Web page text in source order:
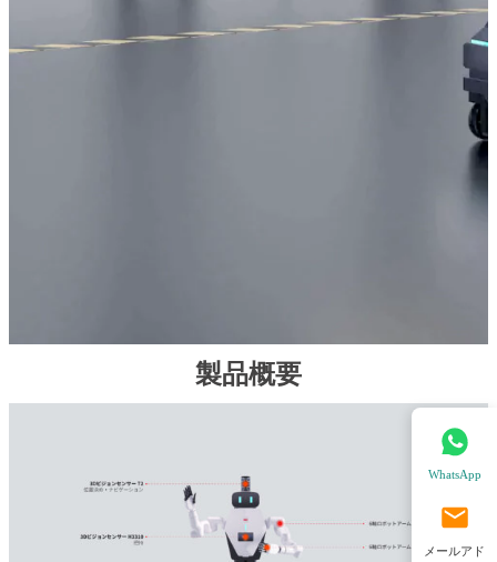
製品概要
WhatsApp
メールアド